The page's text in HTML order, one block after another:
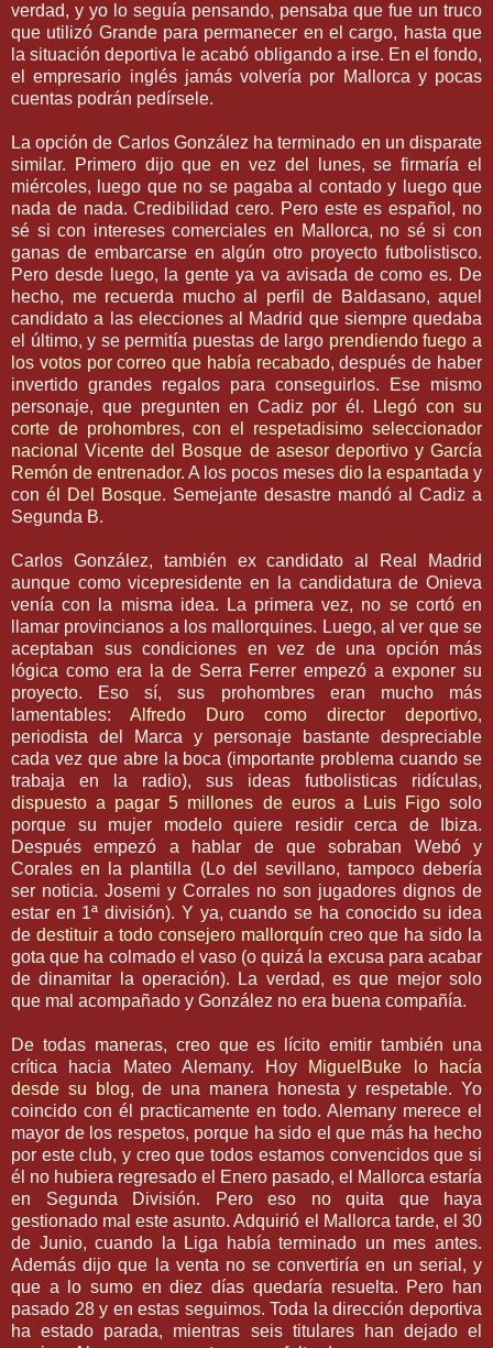
verdad, y yo lo seguía pensando, pensaba que fue un truco
que utilizó Grande para permanecer en el cargo, hasta que
la situación deportiva le acabó obligando a irse. En el fondo,
el empresario inglés jamás volvería por Mallorcay pocas
cuentas podrán pedírsele.
La opción de Carlos Gonzálezha terminado en un disparate
similar. Primero dijo que en vez del lunes, se firmaría el
miércoles, luego que no se pagaba al contado y luego que
nada de nada.Credibilidad cero. Pero este es español, no
sé si con intereses comerciales en Mallorca, no sé si con
ganas de embarcarse en algún otro proyecto futbolistisco.
Pero desde luego, la gente ya va avisada de como es. De
hecho, me recuerda mucho al perfil de Baldasano, aquel
candidato a las elecciones al Madrid que siempre quedaba
el último, y se permitía puestas de largo prendiendo fuego a
los votos por correo que había recabado, después de haber
invertido grandes regalos para conseguirlos. Ese mismo
personaje, que pregunten en Cadizpor él.
Llegó con su
corte de prohombres, con el respetadisimo seleccionador
nacional Vicente del Bosque de asesor deportivo y García
Remón de entrenador. A los pocos meses dio la espantada y
con él Del Bosque. Semejante desastre mandó al Cadiz a
Segunda B.
Carlos González, también excandidato al Real Madrid
aunque como vicepresidente en la candidatura de Onieva
venía con la misma idea. La primera vez, no se cortó en
llamar provincianos a los mallorquines. Luego, al ver que se
aceptaban sus condiciones en vez de una opción más
lógica como era la de Serra Ferrer empezó a exponer su
proyecto. Eso sí, sus prohombres eran mucho más
lamentables: Alfredo Duro como director deportivo,
periodista del Marca y personaje bastante despreciable
cada vez que abre la boca (importante problema cuando se
trabaja en la radio), sus ideas futbolisticas ridículas,
dispuesto a pagar 5 millones de euros a Luis Figosolo
porque su mujer modelo quiere residir cerca de
Ibiza.
Después empezó a hablar de que sobraban Webóy
Corales en la plantilla (Lo del sevillano, tampoco debería
ser noticia. Josemi y Corrales no son jugadores dignos de
estar en 1ª división). Y ya, cuando se ha conocido su idea
de destituir a todo consejero mallorquín creo que ha sido la
gota que ha colmado el vaso (o quizá la excusa para acabar
de dinamitar la operación). La verdad, es que mejor solo
que mal acompañado y González no era buena compañía.
De todas maneras, creo que es lícito emitir también una
crítica hacia Mateo Alemany. Hoy MiguelBuke lo hacía
desde su blog, de una manera honesta y respetable. Yo
coincido con él practicamente en todo. Alemany merece el
mayor de los respetos, porque ha sido el que más ha hecho
por este club, y creo que todos estamos convencidos que si
él no hubiera regresado el Enero pasado, el Mallorca estaría
en Segunda División. Pero eso no quita que haya
gestionado mal este asunto. Adquirió el Mallorcatarde, el 30
de Junio, cuando la Liga había terminado un mes antes.
Además dijo que la venta no se convertiría en un serial , y
que a lo sumo en diez días quedaría resuelta. Pero han
pasado 28 y en estas seguimos. Toda la dirección deportiva
ha estado parada, mientras seis titulares han dejado el